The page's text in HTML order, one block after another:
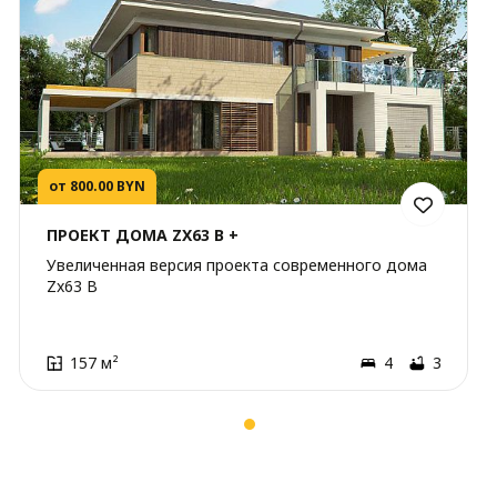
от 800.00 BYN
ПРОЕКТ ДОМА ZX63 B +
Увеличенная версия проекта современного дома
Zx63 B
157 м² 4 3